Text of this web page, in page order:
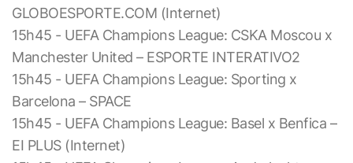
GLOBOESPORTE.COM (Internet)
15h45 - UEFA Champions League: CSKA Moscou x
Manchester United – ESPORTE INTERATIVO2
15h45 - UEFA Champions League: Sporting x
Barcelona – SPACE
15h45 - UEFA Champions League: Basel x Benfica –
EI PLUS (Internet)